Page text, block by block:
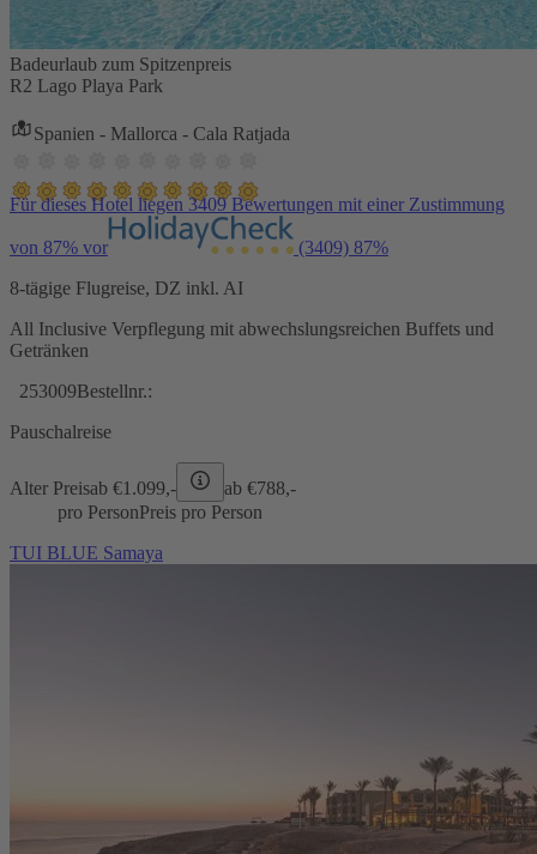
Badeurlaub zum Spitzenpreis
R2 Lago Playa Park
Spanien - Mallorca - Cala Ratjada
Für dieses Hotel liegen 3409 Bewertungen mit einer Zustimmung
von 87% vor (3409) 87%
8-tägige Flugreise, DZ inkl. AI
All Inclusive Verpflegung mit abwechslungsreichen Buffets und
Getränken
253009Bestellnr.:
Pauschalreise
Alter Preisab €1.099,- ab €788,-
pro PersonPreis pro Person
TUI BLUE Samaya